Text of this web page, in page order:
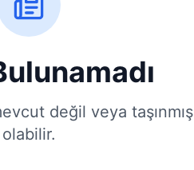
değil veya taşınmış
olabilir.